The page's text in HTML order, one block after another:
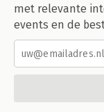
met relevante
events en de